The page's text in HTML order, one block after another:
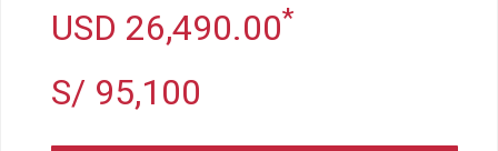
USD 26,490.00*
S/ 95,100